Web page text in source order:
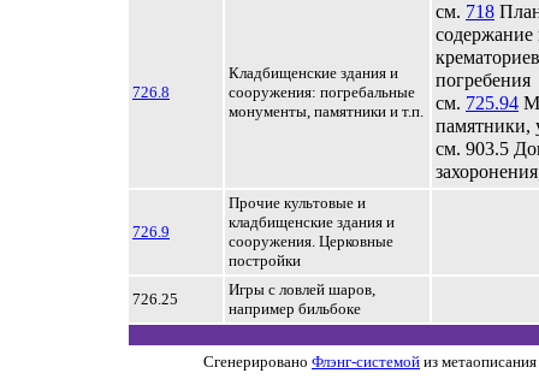
726.8
Кладбищенские здания и
сооружения: погребальные
монументы, памятники и т.п.
см. 718
погребения
см. 725.94
памятники,
см. 903.5
726.9
Прочие культовые и
кладбищенские здания и
сооружения. Церковные
постройки
726.25
Игры с ловлей шаров,
например бильбоке
Сгенерировано Флэнг-системой из